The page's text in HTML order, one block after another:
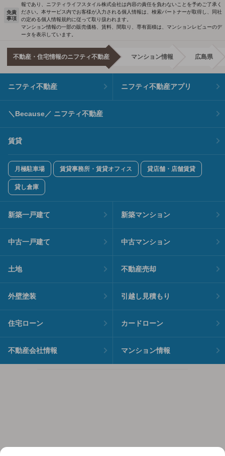
免責
事項
報であり、ニフティライフスタイル株式会社は内容の責任を負わないことを予めご了承く
ださい。本サービス内でお客様が入力される個人情報は、検索パートナーが取得し、同社
の定める個人情報規約に従って取り扱われます。
マンション情報の一部の販売価格、賃料、間取り、専有面積は、マンションレビューのデ
ータを表示しています。
不動産・住宅情報のニフティ不動産 マンション情報 広島県
ニフティ不動産 ニフティ不動産アプリ
＼Because／ ニフティ不動産
賃貸
月極駐車場 賃貸事務所・賃貸オフィス 貸店舗・店舗賃貸
貸し倉庫
新築一戸建て 新築マンション
中古一戸建て 中古マンション
土地 不動産売却
外壁塗装 引越し見積もり
住宅ローン カードローン
不動産会社情報 マンション情報